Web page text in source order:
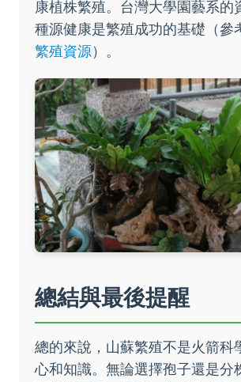
康植株繁殖。台灣大學園藝系的
種源健康是繁殖成功的基礎（參
繁殖資源）。
總結與最後提醒
總的來說，山蘇繁殖不是火箭科
心和知識。無論選擇孢子還是分